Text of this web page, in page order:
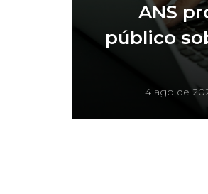
ANS
público
4 ago de